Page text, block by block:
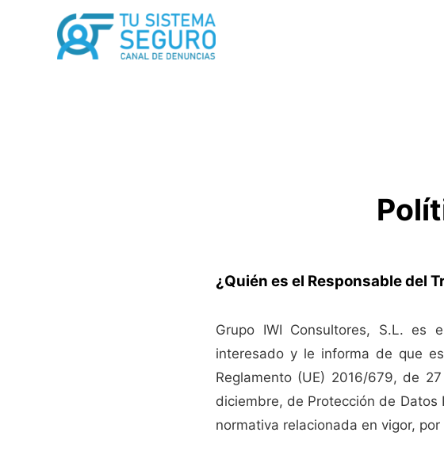
contenido
¿Quién es el Responsable del
Grupo IWI Consultores, S.L. es
interesado y le informa de que
Reglamento (UE) 2016/679, de
diciembre, de Protección de Datos
normativa relacionada en vigor,